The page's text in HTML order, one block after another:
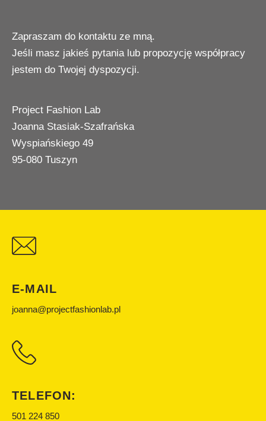
Zapraszam do kontaktu ze mną.
Jeśli masz jakieś pytania lub propozycję współpracy
jestem do Twojej dyspozycji.
Project Fashion Lab
Joanna Stasiak-Szafrańska
Wyspiańskiego 49
95-080 Tuszyn
E-MAIL
joanna@projectfashionlab.pl
TELEFON:
501 224 850